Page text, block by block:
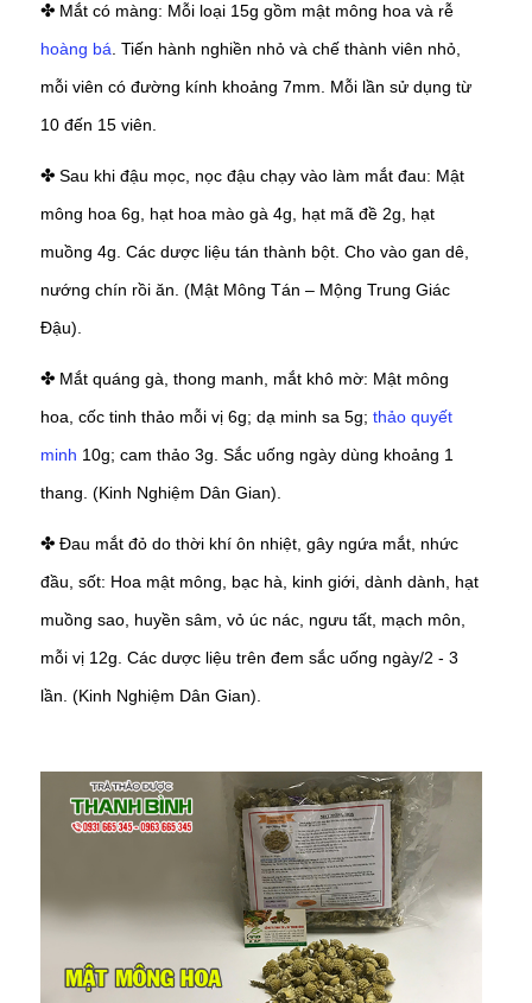
✤ Mắt có màng: Mỗi loại 15g gồm mật mông hoa và rễ
hoàng bá. Tiến hành nghiền nhỏ và chế thành viên nhỏ,
mỗi viên có đường kính khoảng 7mm. Mỗi lần sử dụng từ
10 đến 15 viên.
✤ Sau khi đậu mọc, nọc đậu chạy vào làm mắt đau: Mật
mông hoa 6g, hạt hoa mào gà 4g, hạt mã đề 2g, hạt
muồng 4g. Các dược liệu tán thành bột. Cho vào gan dê,
nướng chín rồi ăn. (Mật Mông Tán – Mộng Trung Giác
Đậu).
✤ Mắt quáng gà, thong manh, mắt khô mờ: Mật mông
hoa, cốc tinh thảo mỗi vị 6g; dạ minh sa 5g; thảo quyết
minh 10g; cam thảo 3g. Sắc uống ngày dùng khoảng 1
thang. (Kinh Nghiệm Dân Gian).
✤ Đau mắt đỏ do thời khí ôn nhiệt, gây ngứa mắt, nhức
đầu, sốt: Hoa mật mông, bạc hà, kinh giới, dành dành, hạt
muồng sao, huyền sâm, vỏ úc nác, ngưu tất, mạch môn,
mỗi vị 12g. Các dược liệu trên đem sắc uống ngày/2 - 3
lần. (Kinh Nghiệm Dân Gian).